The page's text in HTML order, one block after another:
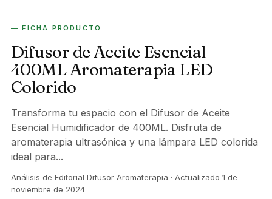
— FICHA PRODUCTO
Difusor de Aceite Esencial
400ML Aromaterapia LED
Colorido
Transforma tu espacio con el Difusor de Aceite
Esencial Humidificador de 400ML. Disfruta de
aromaterapia ultrasónica y una lámpara LED colorida
ideal para...
Análisis de Editorial Difusor Aromaterapia · Actualizado 1 de
noviembre de 2024